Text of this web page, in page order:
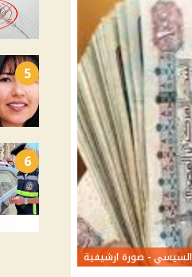
السيسي - صورة ارشيفية
5
6